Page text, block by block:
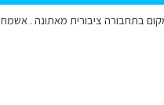
בתחבורה ציבורית מאתונה . אשמח